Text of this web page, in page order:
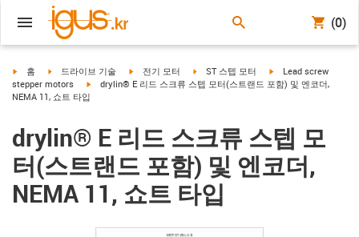
(0)
igus-icon-arrow-right
홈 igus-icon-arrow-right
드라이브 기술 igus-icon-arrow-right
전기 모터 igus-icon-arrow-right
ST 스텝 모터 igus-icon-arrow-right
Lead screw
stepper motors
igus-icon-arrow-right
drylin® E 리드 스크류 스텝 모터(스트랜드 포함) 및 엔코더,
NEMA 11, 쇼트 타입
drylin® E 리드 스크류 스텝 모
터(스트랜드 포함) 및 엔코더,
NEMA 11, 쇼트 타입